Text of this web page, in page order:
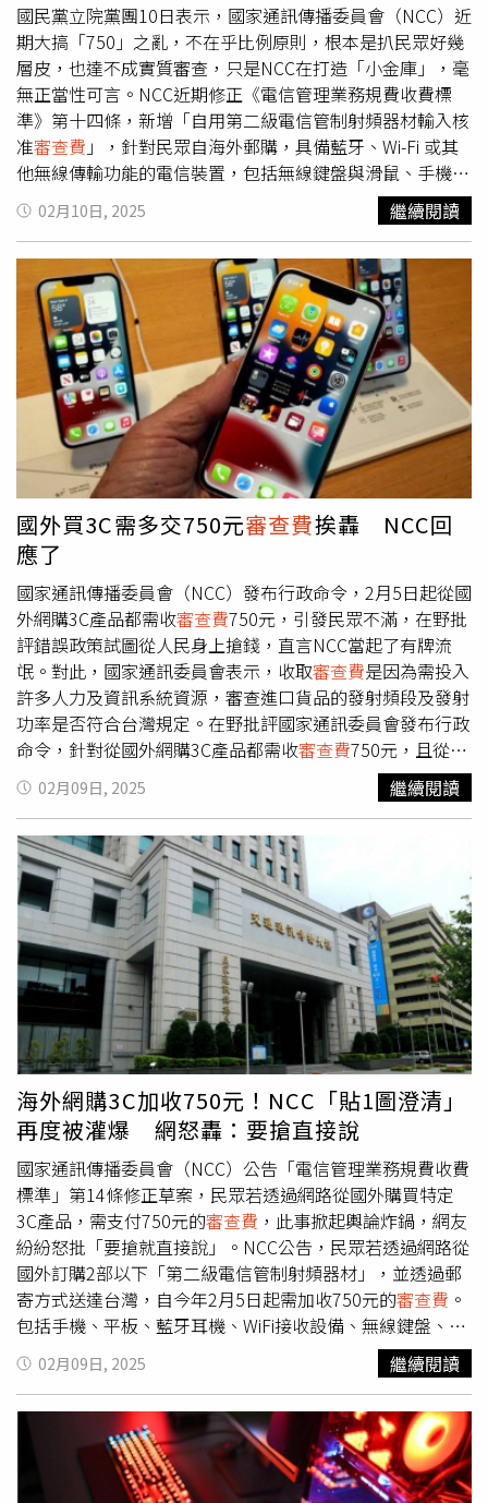
國民黨立院黨團10日表示，國家通訊傳播委員會（NCC）近
期大搞「750」之亂，不在乎比例原則，根本是扒民眾好幾
層皮，也達不成實質審查，只是NCC在打造「小金庫」，毫
無正當性可言。NCC近期修正《電信管理業務規費收費標
準》第十四條，新增「自用第二級電信管制射頻器材輸入核
准審查費 」，針對民眾自海外郵購，具備藍牙、Wi-Fi 或其
他無線傳輸功能的電信裝置，包括無線鍵盤與滑鼠、手機、
遊戲主機、VR等，每件需收取新台幣750元的
審查費用，5
日起上路，引起民眾熱議。NCC官員強調，個人透過海外郵
購「第二級電信管制射頻器材」，也就是免執照，一般大眾
可使用的藍牙、Wi-Fi 或其他無線傳輸功能設備，無論購買
價金多少，每件需都繳交 750 元審查費。官員還說，若個
人郵購超過 2 件，則必須申請「進口許可證」，目前申請進
口許可證的費用為紙本 600 元，或給證號 400 元，但不需
額外繳納審查費。由於因此將導致購買較少的民眾反需負擔
較高規費的怪象，官員也說，正研擬修法，讓許可證費用與
審查費一致，調整為 750 元。國民黨立院黨團10日對此開
記者會，抨擊NCC「假審查，真加稅」，政策離譜又荒謬，
簡直是「想搶錢想瘋了」。曾擔任NCC委員的立委翁曉玲直
言，雖說《電信法》中有講到為了避免射頻器材干擾電波秩
序，因此使用前要有主管機關核准，但過去針對民眾自用器
材，從未曾收過
就有無線通訊功能，只要個別民眾合理購買使用，都應考量
比例原則，不可以任何產品都收取750元審查費，違反了比
例原則。翁曉玲指出，現在NCC委員不足，只有3位，還有4
位待補齊，如此情況下公布收費標準，就是要從民眾口袋拿
錢，NCC應檢討收費標準，最好暫緩實施或直接廢除，不然
就待委員補齊再來集思廣益，若真要徵收，也應看量體，多
少規模以下免徵收費，不要喊出打擊水貨之名，卻行擾民之
實，根本變相加稅。
02月10日, 2025 繼續閱讀
國外買3C需多交750元審查費挨轟 NCC回
應了
國家通訊傳播委員會（NCC）發布行政命令，2月5日起從國
外網購3C產品都需收審查費750元，引發民眾不滿，在野批
評錯誤政策試圖從人民身上搶錢，直言NCC當起了有牌流
氓。對此，國家通訊委員會表示，收取審查費是因為需投入
許多人力及資訊系統資源，審查進口貨品的發射頻段及發射
功率是否符合台灣規定。在野批評國家通訊委員會發布行政
命令，針對從國外網購3C產品都需收審查費750元，且從滑
鼠到藍牙耳機、筆電、平板無人機，無一不對此收取暴力課
稅，導致人民要多花一筆錢，政府從人民身上拔毛，幹起有
牌的流氓，呼籲行政院長卓榮泰給人民一個交代。對此，國
家通訊委員會表示，民眾若透過網路從國外訂購2部以下
「第二級電信管制射頻器材」，並透過郵寄方式送達台灣，
自今年2月5日起需加收750元的審查費。包括手機、平板、
藍牙耳機、WiFi接收設備、無線鍵盤、無線滑鼠等，都是第
二級電信管制射頻器材。國家通訊委員會指出，收取審查費
是因為需投入許多人力及資訊系統資源，審查進口貨品的發
射頻段及發射功率是否符合台灣規定，NCC審查行政成本與
進口貨品價值無關，因此都收取審查費 750元。國家通訊委
員會說明，去年7月草案預告後，後續也召開公開說明會，
也發布資訊在官網上，考慮過年前需求較多，因此也延後到
農曆年後才生效，後續也跟外界持續宣導。如果民眾是出國
自行攜帶二級電信管制射頻器材產品入境者，5部以下仍是
免費，並不受影響。
02月09日, 2025 繼續閱讀
海外網購3C加收750元！NCC「貼1圖澄清」
再度被灌爆 網怒轟：要搶直接說
國家通訊傳播委員會（NCC）公告「電信管理業務規費收費
標準」第14條修正草案，民眾若透過網路從國外購買特定
3C產品，需支付750元的審查費 ，此事掀起輿論炸鍋，網友
紛紛怒批「要搶就直接說」。NCC公告，民眾若透過網路從
國外訂購2部以下「第二級電信管制射頻器材」，並透過郵
寄方式送達台灣，自今年2月5日起需加收750元的審查費 。
包括手機、平板、藍牙耳機、WiFi接收設備、無線鍵盤、無
線滑鼠等，都是第二級電信管制射頻器材。NCC說明，此次
收費僅針對「郵寄自用」的器材，若民眾自國外「自行攜
帶」，且器材數量為5部以下，則如同過往免繳交審查費。
儘管NCC澄清，此修正案是針對郵寄器材，但仍有大批網友
留言灌爆臉書，「影響最大的就是郵寄自用的部分好
嗎？」、「我滑鼠都沒超過750元，吃相真難看」、「土匪
02月09日, 2025 繼續閱讀